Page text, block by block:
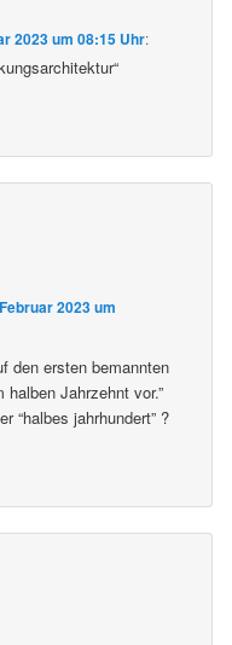
2023 um 08:15 Uhr:
2023 um
den ersten bemannten
Jahrzehnt vor.”
“halbes jahrhundert” ?